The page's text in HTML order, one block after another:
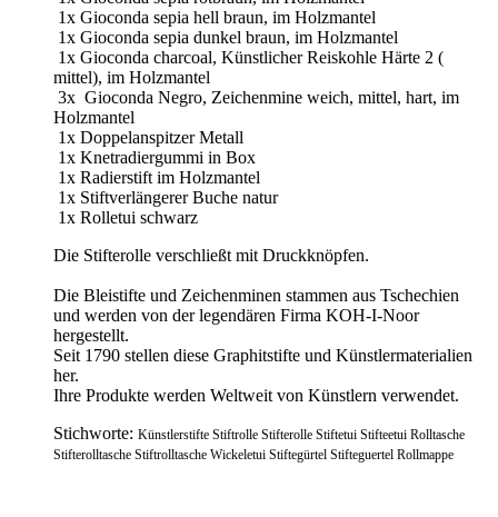
1x Gioconda sepia hell braun, im Holzmantel
1x Gioconda sepia dunkel braun, im Holzmantel
1x Gioconda charcoal, Künstlicher Reiskohle Härte 2 (
mittel), im Holzmantel
3x Gioconda Negro, Zeichenmine weich, mittel, hart, im
Holzmantel
1x Doppelanspitzer Metall
1x Knetradiergummi in Box
1x Radierstift im Holzmantel
1x Stiftverlängerer Buche natur
1x Rolletui schwarz
Die Stifterolle verschließt mit Druckknöpfen.
Die Bleistifte und Zeichenminen stammen aus Tschechien
und werden von der legendären Firma KOH-I-Noor
hergestellt.
Seit 1790 stellen diese Graphitstifte und Künstlermaterialien
her.
Ihre Produkte werden Weltweit von Künstlern verwendet.
Stichworte: Künstlerstifte Stiftrolle Stifterolle Stiftetui Stifteetui Rolltasche
Stifterolltasche Stiftrolltasche Wickeletui Stiftegürtel Stifteguertel Rollmappe